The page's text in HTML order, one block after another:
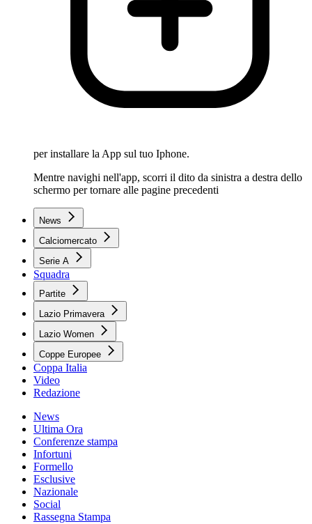
per installare la App sul tuo Iphone.
Mentre navighi nell'app, scorri il dito da sinistra a destra dello
schermo per tornare alle pagine precedenti
News
Calciomercato
Serie A
Squadra
Partite
Lazio Primavera
Lazio Women
Coppe Europee
Coppa Italia
Video
Redazione
News
Ultima Ora
Conferenze stampa
Infortuni
Formello
Esclusive
Nazionale
Social
Rassegna Stampa